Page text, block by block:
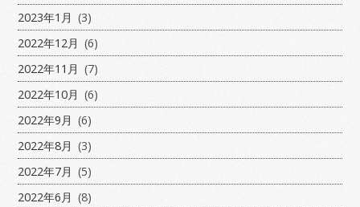
2023年1月 (3)
2022年12月 (6)
2022年11月 (7)
2022年10月 (6)
2022年9月 (6)
2022年8月 (3)
2022年7月 (5)
2022年6月 (8)